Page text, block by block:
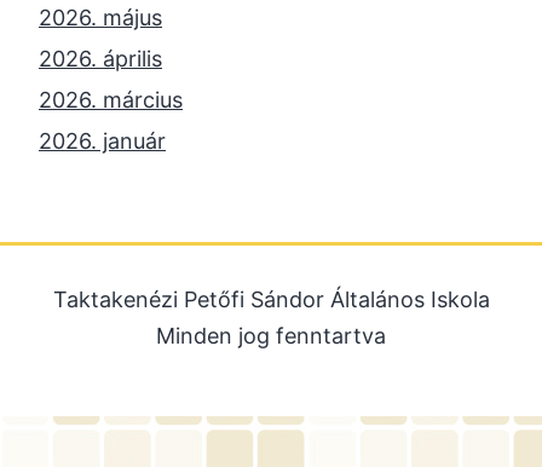
2026. május
2026. április
2026. március
2026. január
2025. július
2025. június
2025. április
Taktakenézi Petőfi Sándor Általános Iskola
Minden jog fenntartva